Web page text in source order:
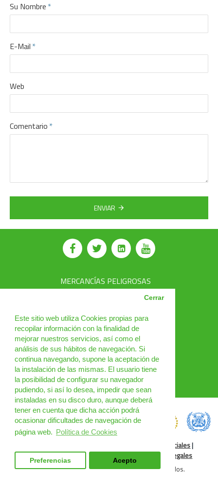
Este sitio web utiliza Cookies propias para
recopilar información con la finalidad de
mejorar nuestros servicios, así como el
análisis de sus hábitos de navegación. Si
continua navegando, supone la aceptación de
la instalación de las mismas. El usuario tiene
la posibilidad de configurar su navegador
pudiendo, si así lo desea, impedir que sean
instaladas en su disco duro, aunque deberá
tener en cuenta que dicha acción podrá
ocasionar dificultades de navegación de
página web. Política de Cookies
Cerrar
Preferencias Acepto
Su Nombre
E-Mail
Web
Comentario
ENVIAR
MERCANCÍAS PELIGROSAS
PRODUCTOS
CURSOS
NOTICIAS
¿QUIÉNES SOMOS?
CONTACTO
Redes Sociales|
Condiciones Generales
Cláusulas legales
DGM Spain 2025 © Todos los derechos reservados.